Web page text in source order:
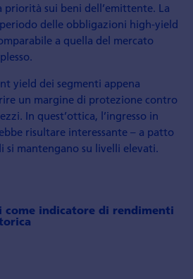
sui beni dell’emittente. La
delle obbligazioni high-yield
a quella del mercato
yield dei segmenti appena
un margine di protezione contro
In quest’ottica, l’ingresso in
risultare interessante – a patto
si mantengano su livelli elevati.
come indicatore di rendimenti